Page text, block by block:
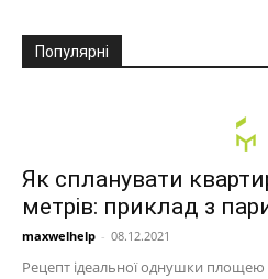
Популярні
Як спланувати
метрів: приклад з
maxwelhelp - 08.12.2021
Рецепт ідеальної однушки площею